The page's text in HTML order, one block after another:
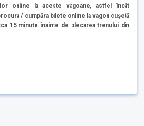
online la aceste vagoane, astfel încât
/ cumpăra bilete online la vagon cușetă
15 minute înainte de plecarea trenului din